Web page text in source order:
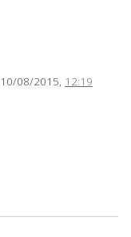
10/08/2015, 12:19